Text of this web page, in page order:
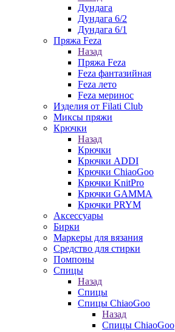
Дундага
Дундага 6/2
Дундага 6/1
Пряжа Feza
Назад
Пряжа Feza
Feza фантазийная
Feza лето
Feza меринос
Изделия от Filati Club
Миксы пряжи
Крючки
Назад
Крючки
Крючки ADDI
Крючки ChiaoGoo
Крючки KnitPro
Крючки GAMMA
Крючки PRYM
Аксессуары
Бирки
Маркеры для вязания
Средство для стирки
Помпоны
Спицы
Назад
Спицы
Спицы ChiaoGoo
Назад
Спицы ChiaoGoo